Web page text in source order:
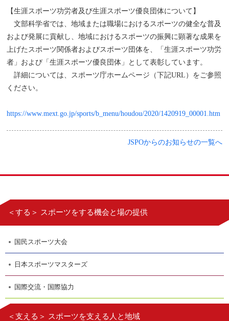
【生涯スポーツ功労者及び生涯スポーツ優良団体について】
文部科学省では、地域または職場におけるスポーツの健全な普及
および発展に貢献し、地域におけるスポーツの振興に顕著な成果を
上げたスポーツ関係者およびスポーツ団体を、「生涯スポーツ功労
者」および「生涯スポーツ優良団体」として表彰しています。
詳細については、スポーツ庁ホームページ（下記URL）をご参照
ください。
https://www.mext.go.jp/sports/b_menu/houdou/2020/1420919_00001.htm
JSPOからのお知らせの一覧へ
＜する＞ スポーツをする機会と場の提供
国民スポーツ大会
日本スポーツマスターズ
国際交流・国際協力
＜支える＞ スポーツを支える人と地域